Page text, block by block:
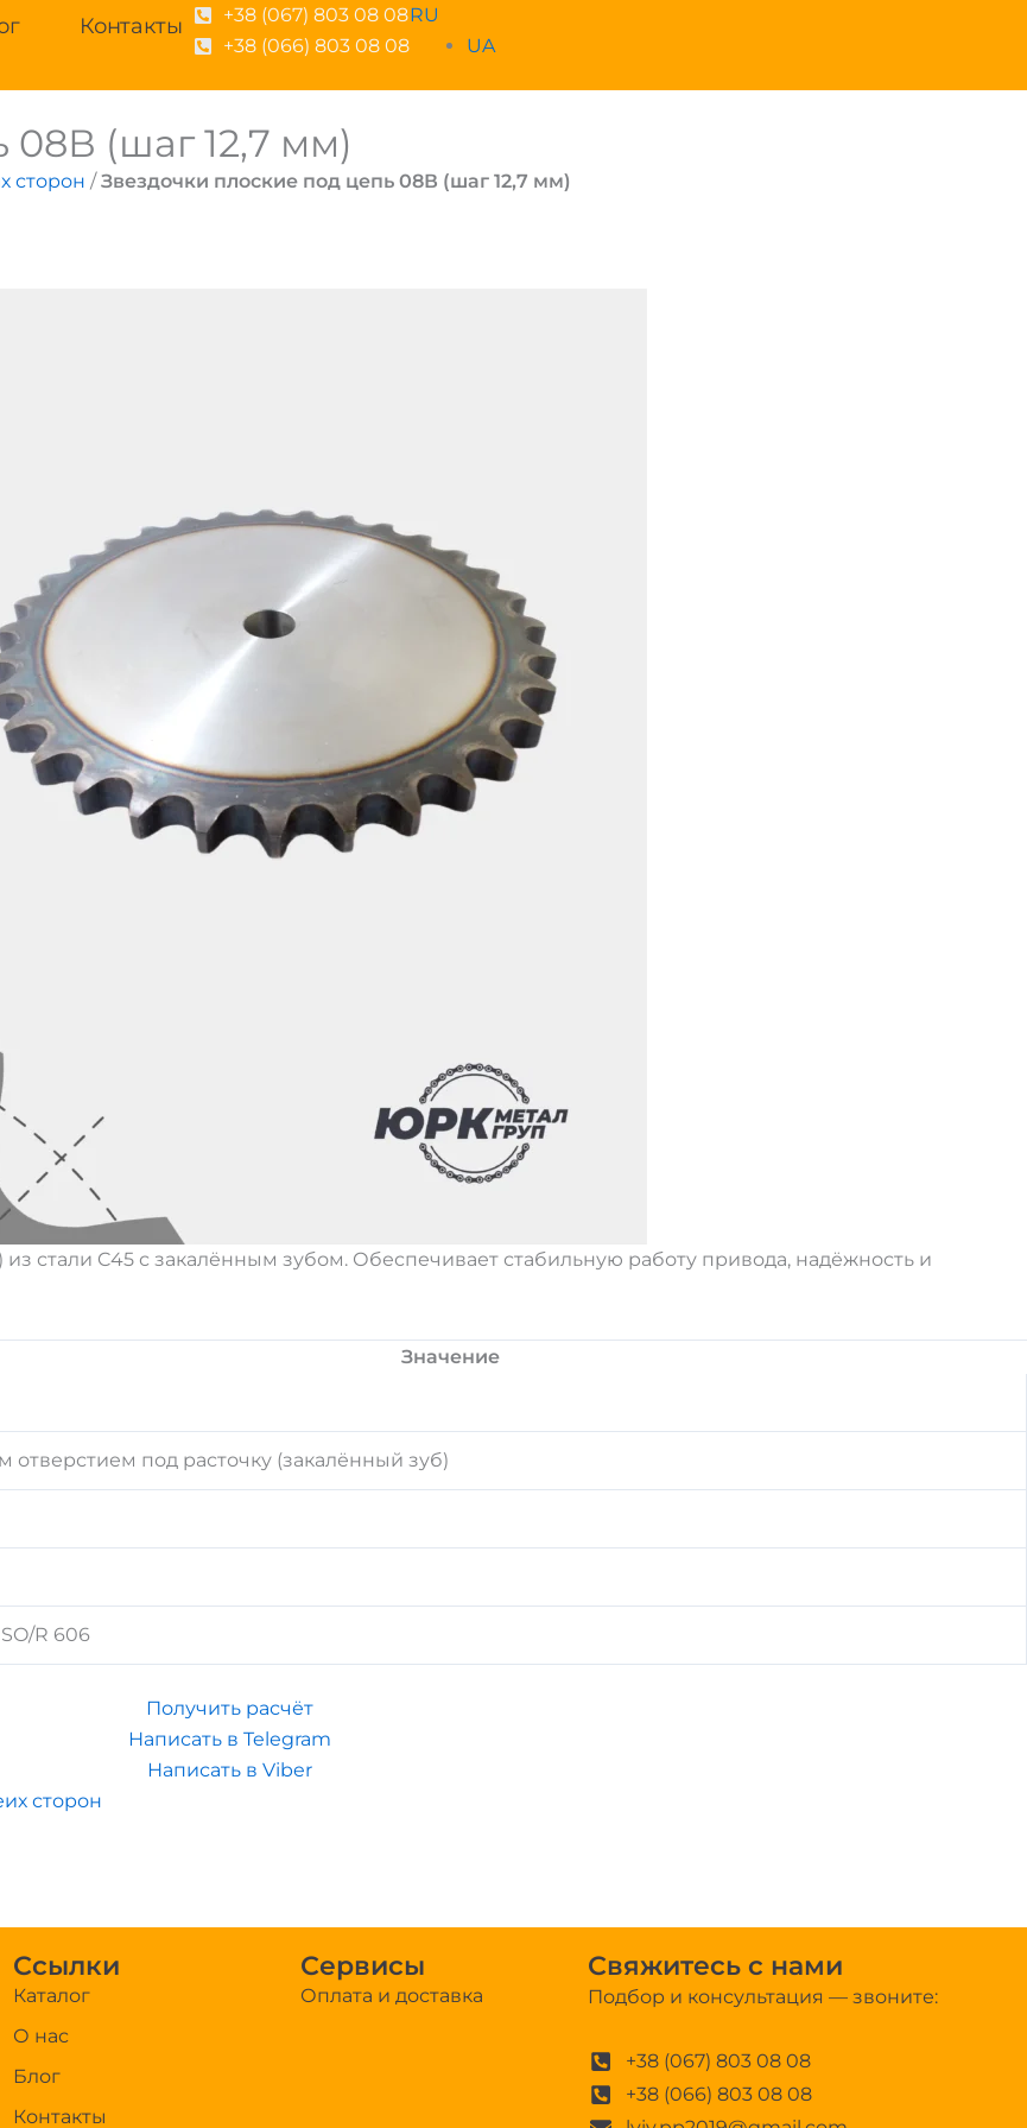
Контакты
+38 (067) 803 08 08
+38 (066) 803 08 08
RU
UA
(шаг 12,7 мм)
сторон /Звездочки плоские под цепь 08В (шаг 12,7 мм)
стали C45 с закалённым зубом. Обеспечивает стабильную работу привода, надёжность и
Значение
отверстием под расточку (закалённый зуб)
R 606
Получить расчёт
Написать в Telegram
Написать в Viber
сторон
Ссылки
Каталог
О нас
Блог
Контакты
Сервисы
Оплата и доставка
Свяжитесь с нами
Подбор и консультация — звоните:
+38 (067) 803 08 08
+38 (066) 803 08 08